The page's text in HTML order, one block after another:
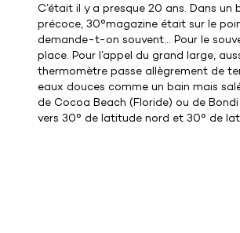
C’était il y a presque 20 ans. Dans
précoce, 30°magazine était sur le
demande-t-on souvent… Pour le
place. Pour l’appel du grand large,
thermomètre passe allègrement de
eaux douces comme un bain mais
de Cocoa Beach (Floride) ou de
vers 30° de latitude nord et 30° de